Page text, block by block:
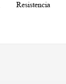
Resistencia